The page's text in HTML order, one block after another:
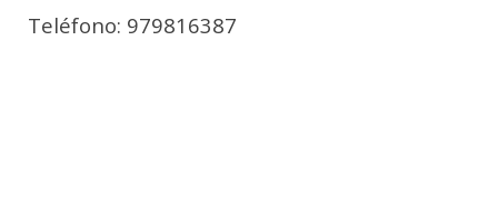
Teléfono: 979816387